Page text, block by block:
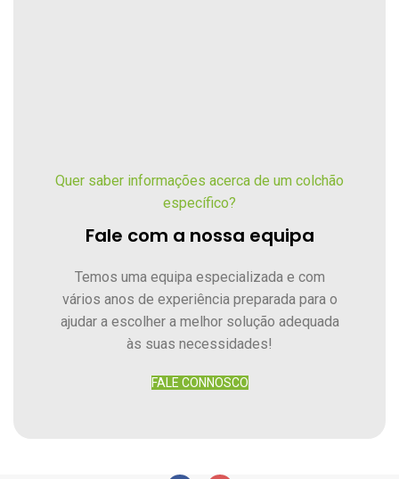
Quer saber informações acerca de um colchão
específico?
Fale com a nossa equipa
Temos uma equipa especializada e com
vários anos de experiência preparada para o
ajudar a escolher a melhor solução adequada
às suas necessidades!
FALE CONNOSCO